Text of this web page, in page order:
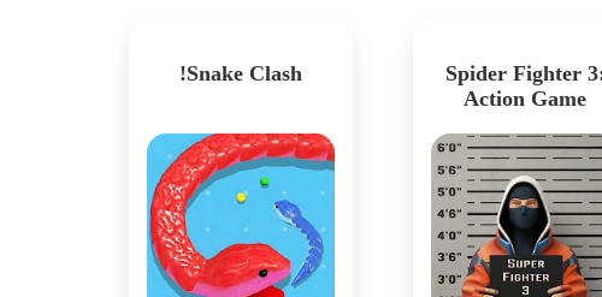
Spider Fighter
Action Game
Snake Clash!